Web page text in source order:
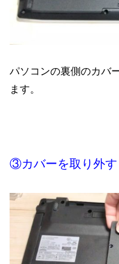
パソコンの裏側のカバ
ます。
③カバーを取り外す